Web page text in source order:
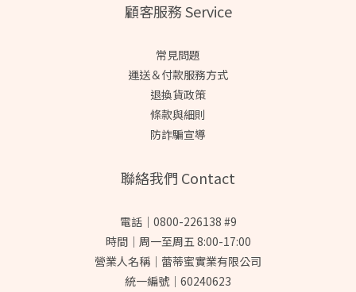
顧客服務 Service
常見問題
運送＆付款服務方式
退換貨政策
條款與細則
防詐騙宣導
聯絡我們 Contact
電話｜0800-226138 #9
時間｜周一至周五 8:00-17:00
營業人名稱｜蕾蒂蜜實業有限公司
統一編號｜60240623